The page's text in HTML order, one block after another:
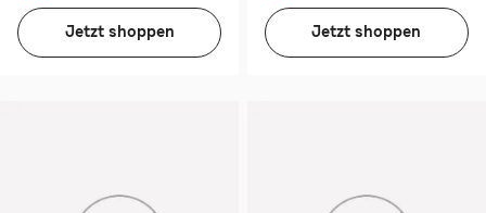
Jetzt shoppen Jetzt shoppen